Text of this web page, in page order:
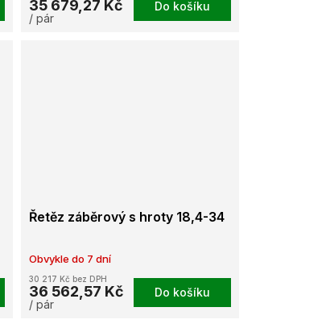
35 679,27 Kč
/ pár
Do košíku
Řetěz záběrový s hroty 18,4-34
Obvykle do 7 dní
30 217 Kč bez DPH
36 562,57 Kč
/ pár
Do košíku